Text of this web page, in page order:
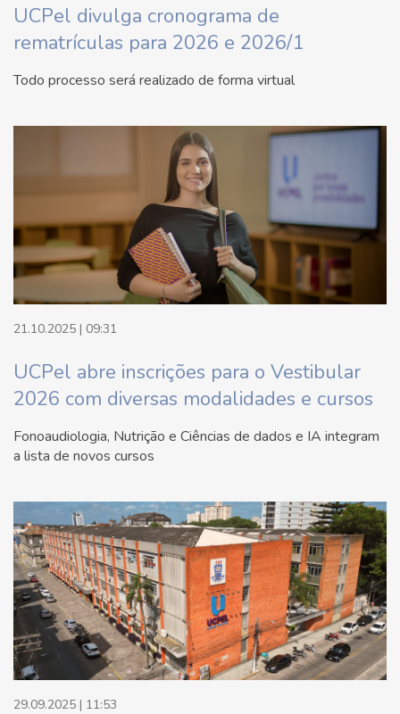
UCPel divulga cronograma de
rematrículas para 2026 e 2026/1
Todo processo será realizado de forma virtual
21.10.2025 | 09:31
UCPel abre inscrições para o Vestibular
2026 com diversas modalidades e cursos
Fonoaudiologia, Nutrição e Ciências de dados e IA integram
a lista de novos cursos
29.09.2025 | 11:53